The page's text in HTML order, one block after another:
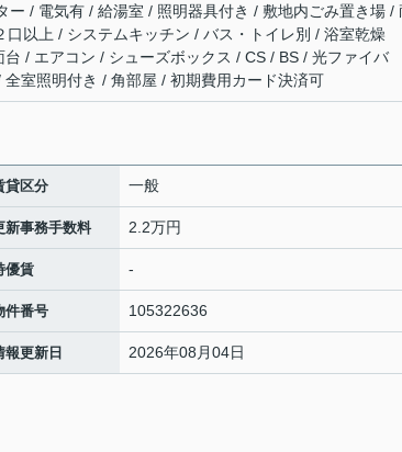
/ 電気有 / 給湯室 / 照明器具付き / 敷地内ごみ置き場 /
以上 / システムキッチン / バス・トイレ別 / 浴室乾燥
/ エアコン / シューズボックス / CS / BS / 光ファイバ
室照明付き / 角部屋 / 初期費用カード決済可
貸区分 一般
新事務手数料 2.2万円
優賃 -
件番号 105322636
報更新日 2026年08月04日